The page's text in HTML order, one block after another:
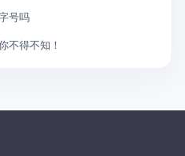
号吗
不得不知！